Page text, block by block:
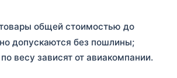
общей стоимостью до
допускаются без пошлины;
весу зависят от авиакомпании.